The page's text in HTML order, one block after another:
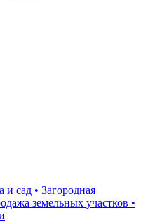
и сад • Загородная
земельных участков •